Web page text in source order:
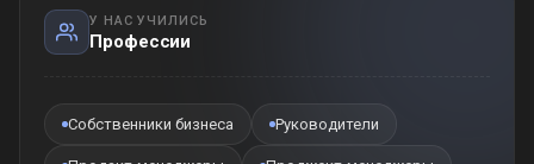
У НАС УЧИЛИСЬ
Профессии
Собственники бизнеса Руководители